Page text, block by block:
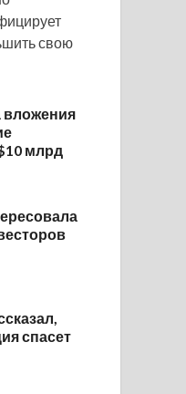
свою
вложения
млрд
спасет